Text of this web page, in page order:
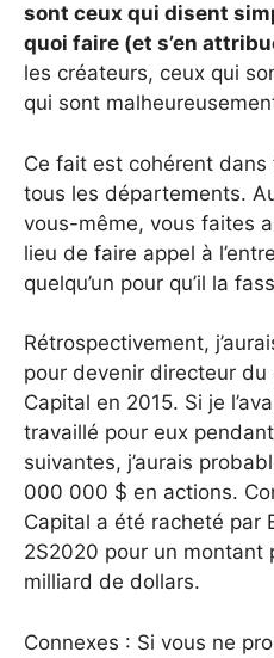
sont ceux qui disent
quoi faire (et s’en
les créateurs, ceux qui
qui sont
Ce fait est cohérent
tous les départements.
vous-même, vous faites
lieu de faire appel à
quelqu’un pour qu’il la
Rétrospectivement,
pour devenir directeur du
Capital en 2015. Si je
travaillé pour eux
suivantes, j’aurais
000 000 $ en actions.
Capital a été racheté par
2S2020 pour un montant
milliard de dollars.
Connexes : Si vous ne